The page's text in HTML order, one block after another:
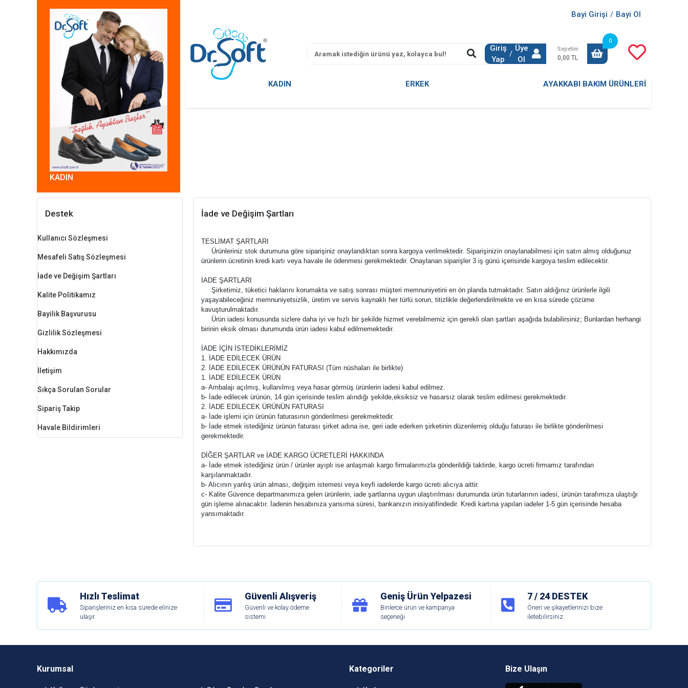
KADIN
Bayi Girişi / Bayi Ol
Giriş
Yap
/
Üye
Ol
Sepetim
0,00 TL
0
KADIN ERKEK AYAKKABI BAKIM ÜRÜNLERİ
Destek
Kullanıcı Sözleşmesi
Mesafeli Satış Sözleşmesi
İade ve Değişim Şartları
Kalite Politikamız
Bayilik Başvurusu
Gizlilik Sözleşmesi
Hakkımızda
İletişim
Sıkça Sorulan Sorular
Sipariş Takip
Havale Bildirimleri
İade ve Değişim Şartları
TESLİMAT ŞARTLARI
Ürünleriniz stok durumuna göre siparişiniz onaylandıktan sonra kargoya verilmektedir. Siparişinizin onaylanabilmesi için satın almış olduğunuz
ürünlerin ücretinin kredi kartı veya havale ile ödenmesi gerekmektedir. Onaylanan siparişler 3 iş günü içerisinde kargoya teslim edilecektir.
İADE ŞARTLARI
Şirketimiz, tüketici haklarını korumakta ve satış sonrası müşteri memnuniyetini en ön planda tutmaktadır. Satın aldığınız ürünlerle ilgili
yaşayabileceğiniz memnuniyetsizlik, üretim ve servis kaynaklı her türlü sorun, titizlikle değerlendirilmekte ve en kısa sürede çözüme
kavuşturulmaktadır.
Ürün iadesi konusunda sizlere daha iyi ve hızlı bir şekilde hizmet verebilmemiz için gerekli olan şartları aşağıda bulabilirsiniz; Bunlardan herhangi
birinin eksik olması durumunda ürün iadesi kabul edilmemektedir.
İADE İÇİN İSTEDİKLERİMİZ
1. İADE EDİLECEK ÜRÜN
2. İADE EDİLECEK ÜRÜNÜN FATURASI (Tüm nüshaları ile birlikte)
1. İADE EDİLECEK ÜRÜN
a- Ambalajı açılmış, kullanılmış veya hasar görmüş ürünlerin iadesi kabul edilmez.
b- İade edilecek ürünün, 14 gün içerisinde teslim alındığı şekilde,eksiksiz ve hasarsız olarak teslim edilmesi gerekmektedir.
2. İADE EDİLECEK ÜRÜNÜN FATURASI
a- İade işlemi için ürünün faturasının gönderilmesi gerekmektedir.
b- İade etmek istediğiniz ürünün faturası şirket adına ise, geri iade ederken şirketinin düzenlemiş olduğu faturası ile birlikte gönderilmesi
gerekmektedir.
DİĞER ŞARTLAR ve İADE KARGO ÜCRETLERİ HAKKINDA
a- İade etmek istediğiniz ürün / ürünler ayıplı ise anlaşmalı kargo firmalarımızla gönderildiği taktirde, kargo ücreti firmamız tarafından
karşılanmaktadır.
b- Alıcının yanlış ürün alması, değişim istemesi veya keyfi iadelerde kargo ücreti alıcıya aittir.
c- Kalite Güvence departmanımıza gelen ürünlerin, iade şartlarına uygun ulaştırılması durumunda ürün tutarlarının iadesi, ürünün tarafımıza ulaştığı
gün işleme alınacaktır. İadenin hesabınıza yansıma süresi, bankanızın inisiyatifindedir. Kredi kartına yapılan iadeler 1-5 gün içerisinde hesaba
yansımaktadır.
Hızlı Teslimat
Siparişleriniz en kısa sürede elinize
ulaşır.
Güvenli Alışveriş
Güvenli ve kolay ödeme
sistemi
Geniş Ürün Yelpazesi
Binlerce ürün ve kampanya
seçeneği
7 / 24 DESTEK
Öneri ve şikayetlerinizi bize
iletebilirsiniz.
Kurumsal Kategoriler Bize Ulaşın